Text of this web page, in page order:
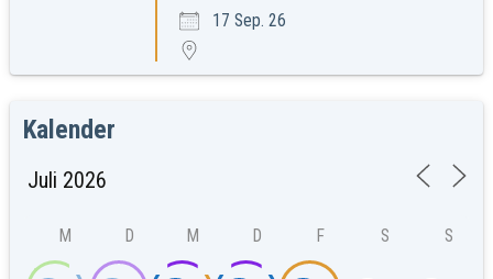
17 Sep. 26
Kalender
M D M D F S S